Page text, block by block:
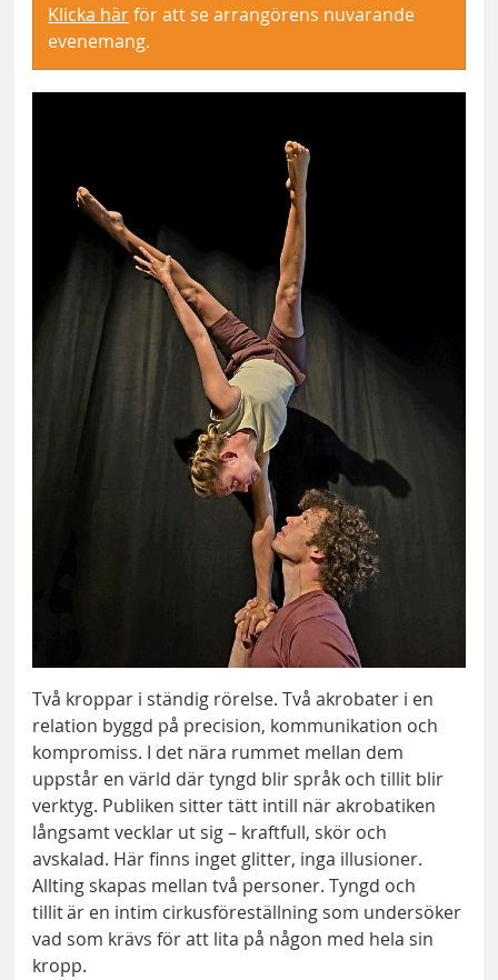
Klicka härför att se arrangörens nuvarande
evenemang.
Två kroppar i ständig rörelse. Två akrobater i en
relation byggd på precision, kommunikation och
kompromiss. I det nära rummet mellan dem
uppstår en värld där tyngd blir språk och tillit blir
verktyg. Publiken sitter tätt intill när akrobatiken
långsamt vecklar ut sig – kraftfull, skör och
avskalad. Här finns inget glitter, inga illusioner.
Allting skapas mellan två personer. Tyngd och
tillit är en intim cirkusföreställning som undersöker
vad som krävs för att lita på någon med hela sin
kropp.